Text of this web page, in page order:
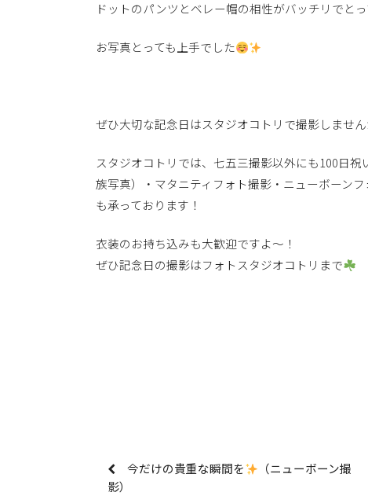
ドットのパンツとベレー帽の相性がバッチリでと
お写真とっても上手でした
ぜひ大切な記念日はスタジオコトリで撮影しません
スタジオコトリでは、七五三撮影以外にも100日
族写真）・マタニティフォト撮影・ニューボーン
も承っております！
衣装のお持ち込みも大歓迎ですよ〜！
ぜひ記念日の撮影はフォトスタジオコトリまで
今だけの貴重な瞬間を
（ニューボーン撮
影）